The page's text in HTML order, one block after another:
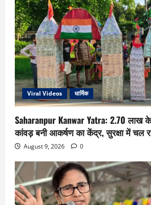
Viral Videos धार्मिक
Saharanpur Kanwar Yatra: 2.70 लाख
कांवड़ बनी आकर्षण का केंद्र, सुरक्षा में चल
August 9, 2026 0